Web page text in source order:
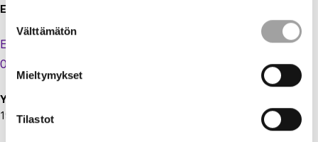
Suostumuksen
valinta
Välttämätön
Mieltymykset
Tilastot
Energiateollisuus ry
Eteläranta 10,
00130 Helsinki
Y-tunnus:
1924697-5